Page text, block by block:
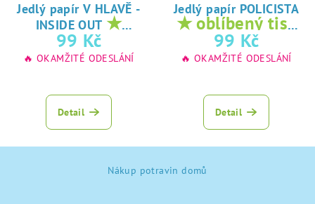
Jedlý papír V HLAVĚ -
INSIDE OUT ★
oblíbený tisk na
jedlý papír
99 Kč
🔥 OKAMŽITÉ ODESLÁNÍ
Detail
Jedlý papír POLICISTA
★ oblíbený tisk
na jedlý papír
99 Kč
🔥 OKAMŽITÉ ODESLÁNÍ
Detail
Nákup potravin domů